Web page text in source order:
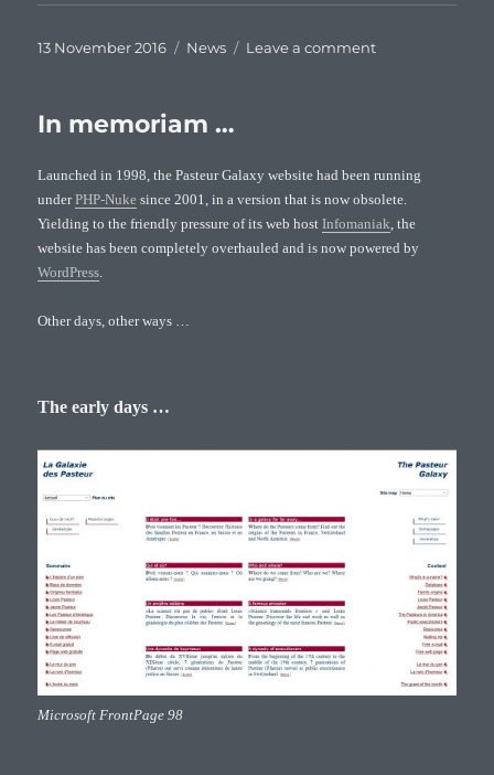
Posted
13 November 2016 Categories
News Leave a commenton
website
!
In memoriam …
Launched in 1998, the Pasteur Galaxy website had been running
underPHP-Nuke since 2001, in a version that is now obsolete.
Yielding to the friendly pressure of its web hostInfomaniak, the
website has been completely overhauled and is now powered by
WordPress.
Other days, other ways …
The early days …
Microsoft FrontPage 98